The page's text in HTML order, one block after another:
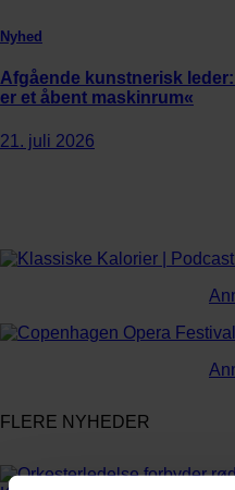
Nyhed
Afgående kunstnerisk
er et åbent maskinrum«
21. juli 2026
FLERE NYHEDER